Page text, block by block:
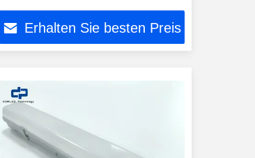
Erhalten Sie besten Preis